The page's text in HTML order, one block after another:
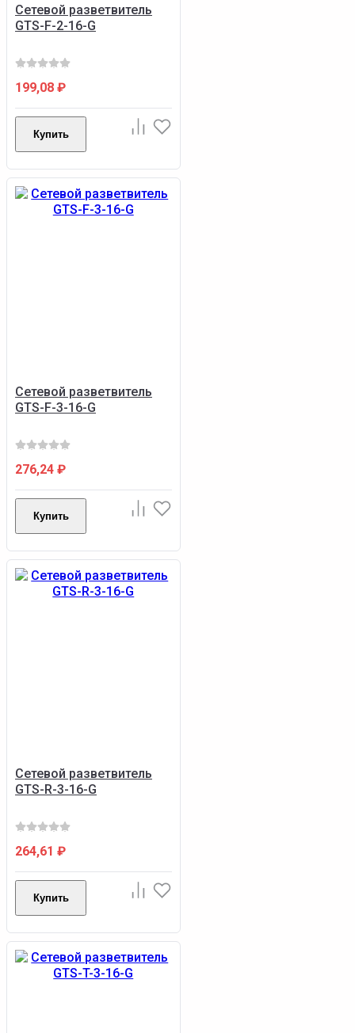
Сетевой разветвитель
GTS-F-2-16-G
199,08 ₽
Купить
Сетевой разветвитель
GTS-F-3-16-G
276,24 ₽
Купить
Сетевой разветвитель
GTS-R-3-16-G
264,61 ₽
Купить